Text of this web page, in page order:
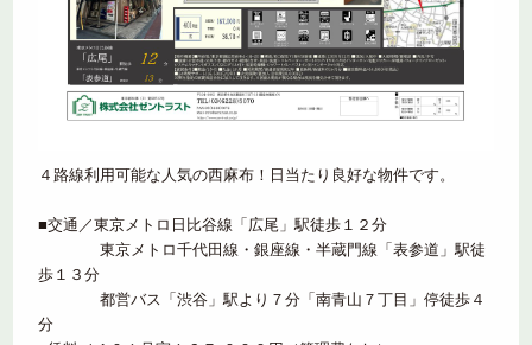
４路線利用可能な人気の西麻布！日当たり良好な物件です。
■交通／東京メトロ日比谷線「広尾」駅徒歩１２分
東京メトロ千代田線・銀座線・半蔵門線「表参道」駅徒
歩１３分
都営バス「渋谷」駅より７分「南青山７丁目」停徒歩４
分